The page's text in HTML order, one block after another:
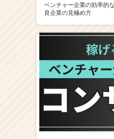
ベンチャー企業の効率的
良企業の見極め方